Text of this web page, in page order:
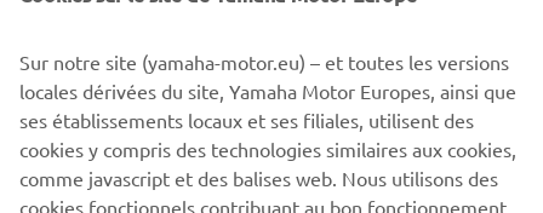
UNE EXPÉRIENCE AU MAX
Sur notre site (yamaha-motor.eu) – et toutes les versions
locales dérivées du site, Yamaha Motor Europes, ainsi que
ses établissements locaux et ses filiales, utilisent des
cookies y compris des technologies similaires aux cookies,
comme javascript et des balises web. Nous utilisons des
cookies fonctionnels contribuant au bon fonctionnement